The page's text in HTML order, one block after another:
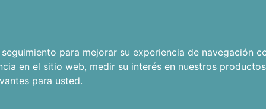
para mejorar su experiencia de navegación
en el sitio web, medir su interés en nuestros
para usted.